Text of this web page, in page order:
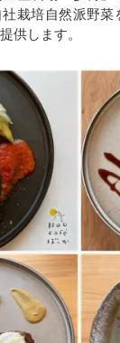
栽培自然派野
供します。